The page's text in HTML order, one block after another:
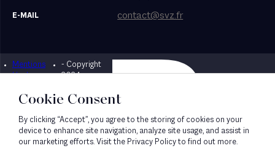
E-MAIL contact@svz.fr
Mentions
légales
- Copyright
2024
Designed by Bonhomme
Cookie Consent
By clicking “Accept”, you agree to the storing of cookies on your
device to enhance site navigation, analyze site usage, and assist in
our marketing efforts. Visit the Privacy Policy to find out more.